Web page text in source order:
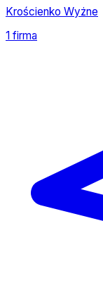
Krościenko Wyżne
1 firma